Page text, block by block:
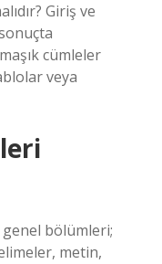
Giriş ve
cümleler
veya
bölümleri;
metin,